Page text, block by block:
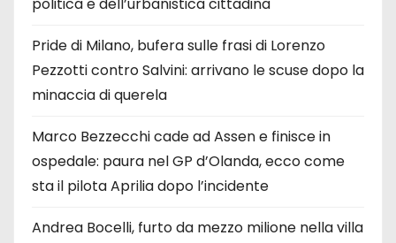
Pride di Milano, bufera sulle frasi di Lorenzo
Pezzotti contro Salvini: arrivano le scuse dopo la
minaccia di querela
Marco Bezzecchi cade ad Assen e finisce in
ospedale: paura nel GP d’Olanda, ecco come
sta il pilota Aprilia dopo l’incidente
Andrea Bocelli, furto da mezzo milione nella villa